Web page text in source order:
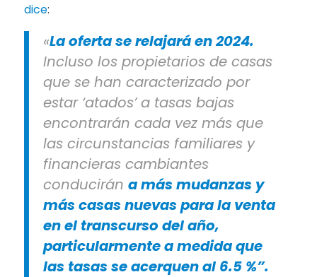
dice:
«La oferta se relajará en 2024.
Incluso los propietarios de casas
que se han caracterizado por
estar ‘atados’ a tasas bajas
encontrarán cada vez más que
las circunstancias familiares y
financieras cambiantes
conducirán a más mudanzas y
más casas nuevas para la venta
en el transcurso del año,
particularmente a medida que
las tasas se acerquen al 6.5 %”.